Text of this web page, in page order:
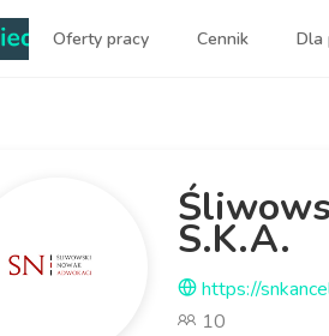
| Najlepsi ludzie sprzedaży
Oferty pracy Cennik Dla
S.K.A.
https://
10